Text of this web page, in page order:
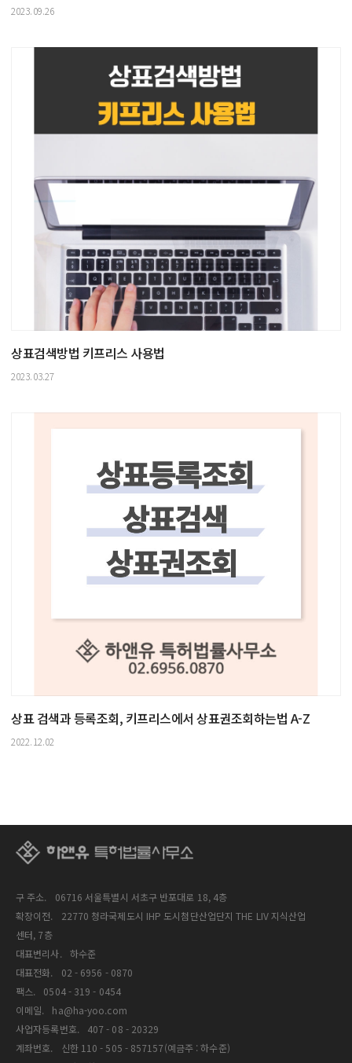
2023.09.26
상표검색방법 키프리스 사용법
2023.03.27
상표 검색과 등록조회, 키프리스에서 상표권조회하는법 A-Z
2022.12.02
구 주소.
06716 서울특별시 서초구 반포대로 18, 4층
확장이전.
22770 청라국제도시 IHP 도시첨단산업단지 THE LIV 지식산업
센터, 7층
대표변리사.
하수준
대표전화.
02 - 6956 - 0870
팩스.
0504 - 319 - 0454
이메일.
ha@ha-yoo.com
사업자등록번호.
407 - 08 - 20329
계좌번호.
신한 110 - 505 - 857157(예금주 : 하수준)